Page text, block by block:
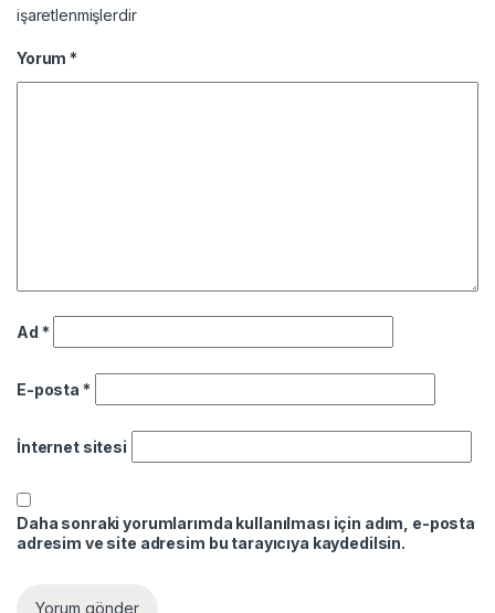
işaretlenmişlerdir
Yorum *
Ad *
E-posta *
İnternet sitesi
Daha sonraki yorumlarımda kullanılması için adım, e-posta
adresim ve site adresim bu tarayıcıya kaydedilsin.